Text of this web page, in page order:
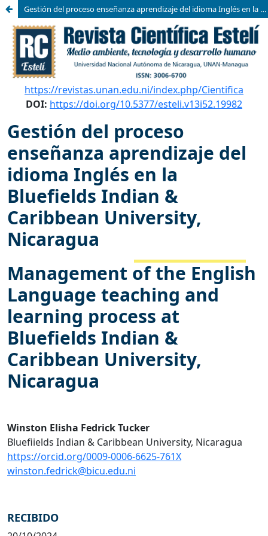
Gestión del proceso enseñanza aprendizaje del idioma Inglés en la Bluefields Indian & Caribbean University, Nicaragua